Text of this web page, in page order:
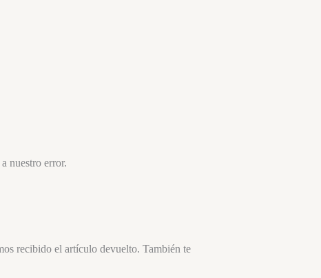
nuestro error.
recibido el artículo devuelto. También te